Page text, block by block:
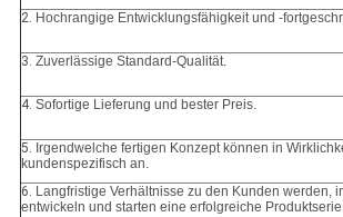
2. Hochrangige Entwicklungsfähigkeit und -
3. Zuverlässige Standard-Qualität.
4. Sofortige Lieferung und bester Preis.
5. Irgendwelche fertigen Konzept können in
kundenspezifisch an.
6. Langfristige Verhältnisse zu den Kunden werden,
entwickeln und starten eine erfolgreiche